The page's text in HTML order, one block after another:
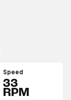
Speed
33
RPM